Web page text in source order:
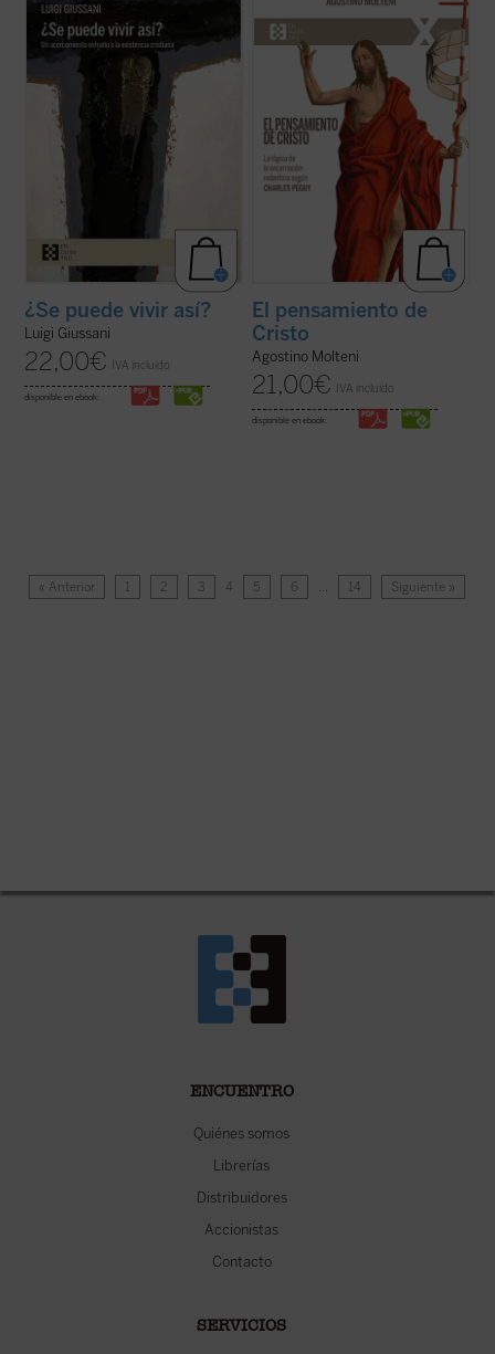
especialmente, en un recorrido
humanamente razonable y atractivo a
través de los conceptos principales que
describen la existencia cristiana: fe
(libertad, obediencia), esperanza (pobreza,
confianza) y ...
(ver ficha)
¿Se puede vivir así?
Luigi Giussani
22,00€ IVA incluido
disponible en ebook:
sobre la «teología» de Charles Péguy se
han centrado solamente en algunos
aspectos específicos de la reflexión
cristiana, pero no han indagado sobre
cómo el escritor supo reconocer el
pensamiento de ...
(ver ficha)
El pensamiento de
Cristo
Agostino Molteni
21,00€ IVA incluido
disponible en ebook:
« Anterior 1 2 3 4 5 6 … 14 Siguiente »
ENCUENTRO
Quiénes somos
Librerías
Distribuidores
Accionistas
Contacto
SERVICIOS